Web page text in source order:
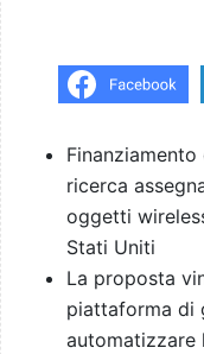
ricerca
oggetti
Stati Uniti
La proposta
piattaforma di
automatizzare